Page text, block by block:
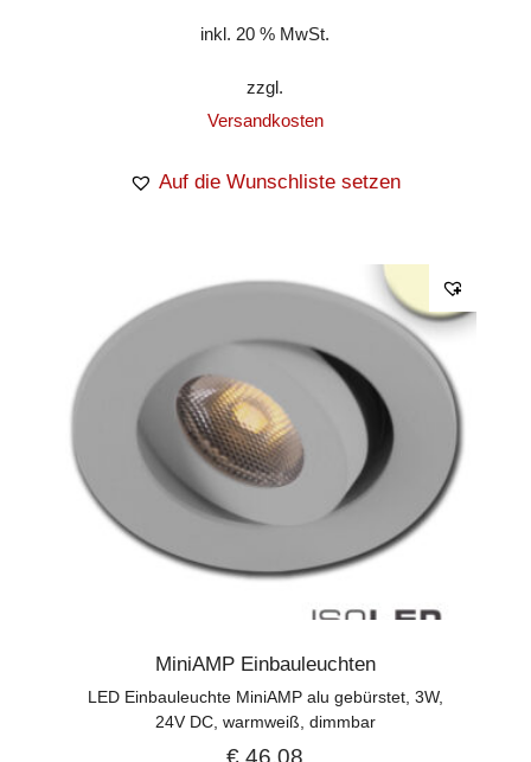
inkl. 20 % MwSt.
zzgl.
Versandkosten
Auf die Wunschliste setzen
MiniAMP Einbauleuchten
LED Einbauleuchte MiniAMP alu gebürstet, 3W,
24V DC, warmweiß, dimmbar
€ 46,08